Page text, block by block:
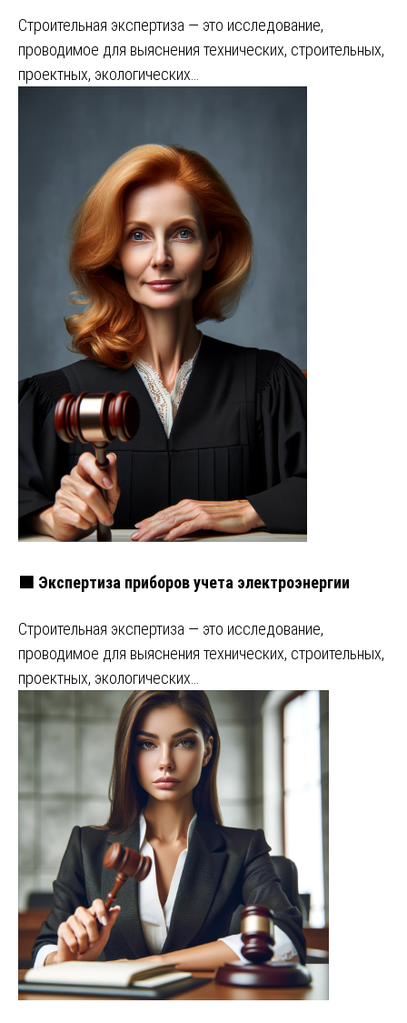
Строительная экспертиза — это исследование,
проводимое для выяснения технических, строительных,
проектных, экологических…
🟩 Экспертиза приборов учета электроэнергии
Строительная экспертиза — это исследование,
проводимое для выяснения технических, строительных,
проектных, экологических…